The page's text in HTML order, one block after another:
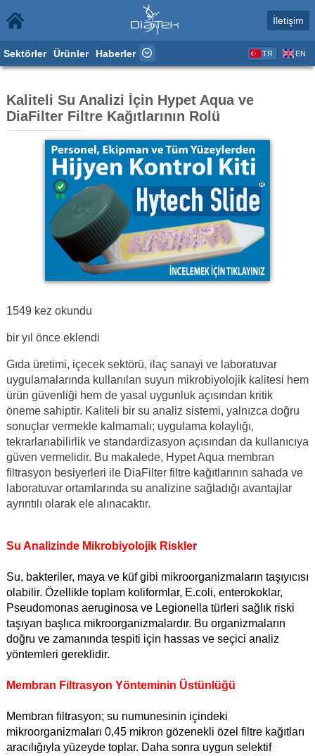
İletişim
Sektörler Ürünler Haberler TR EN
Kaliteli Su Analizi İçin Hypet Aqua ve
DiaFilter Filtre Kağıtlarının Rolü
1549 kez okundu
bir yıl önce eklendi
Gıda üretimi, içecek sektörü, ilaç sanayi ve laboratuvar
uygulamalarında kullanılan suyun mikrobiyolojik kalitesi hem
ürün güvenliği hem de yasal uygunluk açısından kritik
öneme sahiptir. Kaliteli bir su analiz sistemi, yalnızca doğru
sonuçlar vermekle kalmamalı; uygulama kolaylığı,
tekrarlanabilirlik ve standardizasyon açısından da kullanıcıya
güven vermelidir. Bu makalede, Hypet Aqua membran
filtrasyon besiyerleri ile DiaFilter filtre kağıtlarının sahada ve
laboratuvar ortamlarında su analizine sağladığı avantajlar
ayrıntılı olarak ele alınacaktır.
Su Analizinde Mikrobiyolojik Riskler
Su, bakteriler, maya ve küf gibi mikroorganizmaların taşıyıcısı
olabilir. Özellikle toplam koliformlar, E.coli, enterokoklar,
Pseudomonas aeruginosa ve Legionella türleri sağlık riski
taşıyan başlıca mikroorganizmalardır. Bu organizmaların
doğru ve zamanında tespiti için hassas ve seçici analiz
yöntemleri gereklidir.
Membran Filtrasyon Yönteminin Üstünlüğü
Membran filtrasyon; su numunesinin içindeki
mikroorganizmaları 0,45 mikron gözenekli özel filtre kağıtları
aracılığıyla yüzeyde toplar. Daha sonra uygun selektif